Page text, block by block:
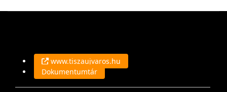
www.tiszaujvaros.hu
Dokumentumtár